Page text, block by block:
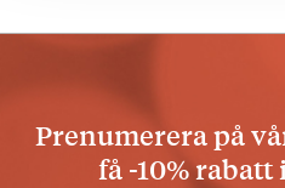
Prenumerera på
få -10%